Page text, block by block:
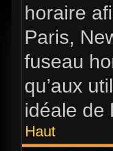
horaire
Paris,
fuseau
qu’aux
idéale de
Haut